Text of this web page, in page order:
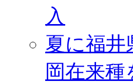
入
夏に福井
岡在来